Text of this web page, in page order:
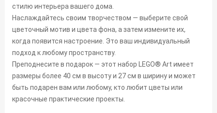
стилю интерьера вашего дома.
Наслаждайтесь своим творчеством — выберите свой
цветочный мотив и цвета фона, а затем измените их,
когда появится настроение. Это ваш индивидуальный
подход к любому пространству.
Преподнесите в подарок — этот набор LEGO® Art имеет
размеры более 40 см в высоту и 27 см в ширину и может
быть подарен вам или любому, кто любит цветы или
красочные практические проекты.